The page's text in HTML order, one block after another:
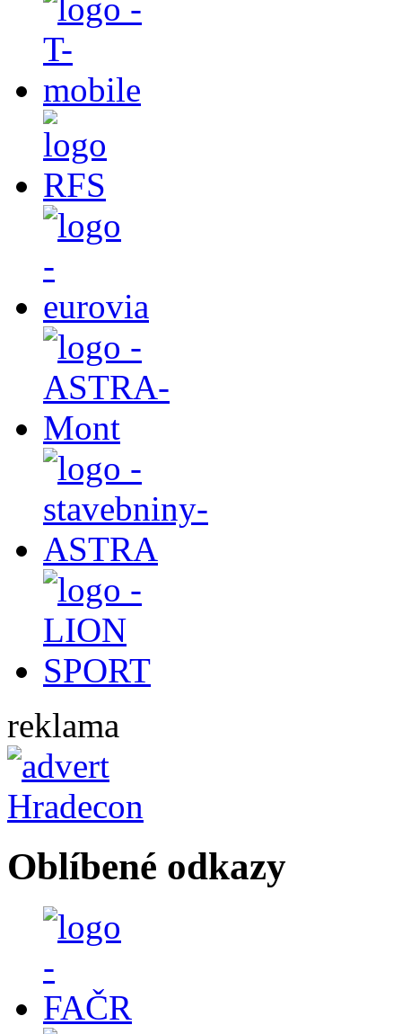
reklama
Oblíbené odkazy